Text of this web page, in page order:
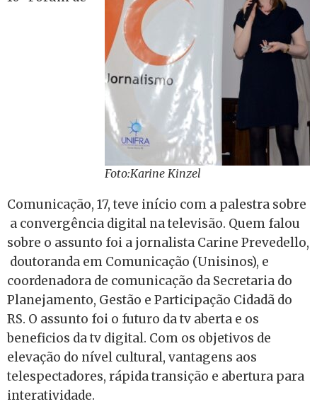
Foto:Karine Kinzel
Comunicação, 17, teve início com a palestra sobre
a convergência digital na televisão. Quem falou
sobre o assunto foi a jornalista Carine Prevedello,
doutoranda em Comunicação (Unisinos), e
coordenadora de comunicação da Secretaria do
Planejamento, Gestão e Participação Cidadã do
RS. O assunto foi o futuro da tv aberta e os
beneficios da tv digital. Com os objetivos de
elevação do nível cultural, vantagens aos
telespectadores, rápida transição e abertura para
interatividade.